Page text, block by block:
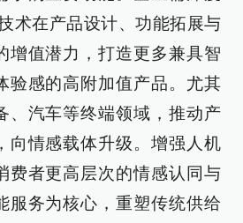
术在产品设计、功能拓展与
增值潜力，打造更多兼具智
验感的高附加值产品。尤其
、汽车等终端领域，推动产
向情感载体升级。增强人机
费者更高层次的情感认同与
服务为核心，重塑传统供给